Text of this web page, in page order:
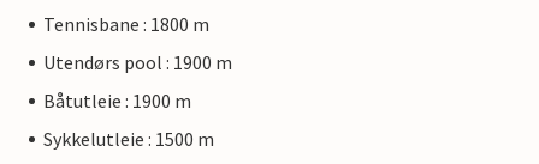
Tennisbane : 1800 m
Utendørs pool : 1900 m
Båtutleie : 1900 m
Sykkelutleie : 1500 m